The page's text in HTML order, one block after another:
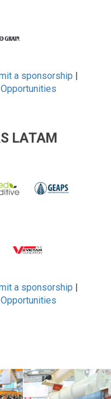
a sponsorship |
LATAM
a sponsorship |